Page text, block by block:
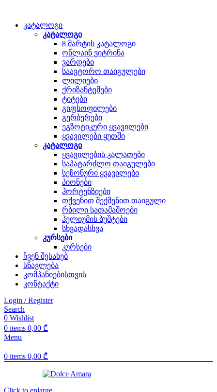
კატალოგი
კატალოგი
8 მარტის კატალოგი
ონლაინ ვიტრინა
ვარდები
საავტორო თაიგულები
ლილიები
ქრიზანტემები
ტიტები
გიფსოფილები
გერბერები
ეგზოტიკური ყვავილები
ყვავილები ყუთში
კატალოგი
ყვავილების კალათები
საპატარძლო თაიგულები
სეზონური ყვავილები
პიონები
ჰორტენზიები
თქვენით შექმენით თაიგული
რბილი სათამაშოები
ჰელიუმის ბუშტები
სხვადასხვა
კურსები
კურსები
ჩვენ შესახებ
სწავლება
კომპანიებისთვის
კონტაქტი
Login / Register
Search
0 Wishlist
0 items 0,00 ₾
Menu
0 items 0,00 ₾
Click to enlarge